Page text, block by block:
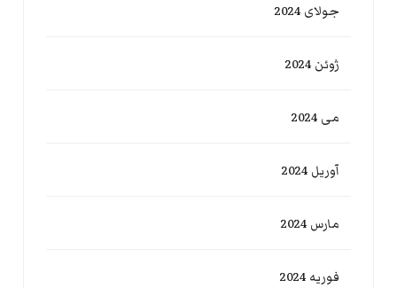
جولای 2024
ژوئن 2024
می 2024
آوریل 2024
مارس 2024
فوریه 2024